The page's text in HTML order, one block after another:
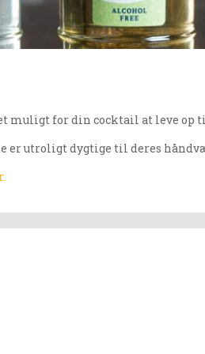
muligt for din cocktail at leve op
er utroligt dygtige til deres